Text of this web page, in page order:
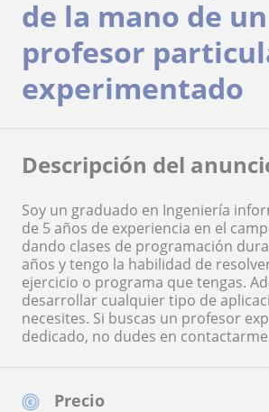
Precio
de la mano de un
profesor
experimentado
Descripción del
Soy un graduado en Ingeniería
de 5 años de experiencia en el
dando clases de programación
años y tengo la habilidad de
ejercicio o programa que tengas.
desarrollar cualquier tipo de
necesites. Si buscas un profesor
dedicado, no dudes en